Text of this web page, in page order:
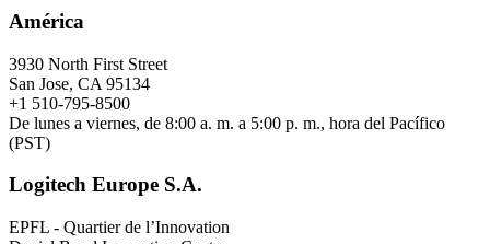
América
3930 North First Street
San Jose, CA 95134
+1 510-795-8500
De lunes a viernes, de 8:00 a. m. a 5:00 p. m., hora del Pacífico
(PST)
Logitech Europe S.A.
EPFL - Quartier de l’Innovation